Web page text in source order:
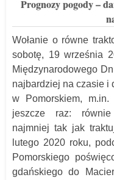
Prognozy pogody –
Wołanie o równe
sobotę, 19 września
Międzynarodowego
najbardziej na czasie i
w Pomorskiem,
jeszcze raz:
najmniej tak jak
lutego 2020 roku,
Pomorskiego
gdańskiego do